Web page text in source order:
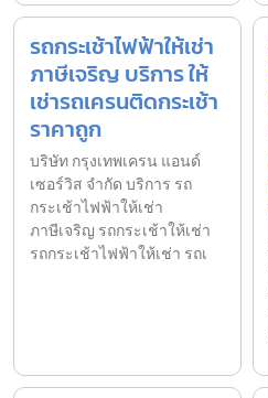
รถกระเช้าไฟฟ้าให้เช่า
ภาษีเจริญ บริการ ให้
เช่ารถเครนติดกระเช้า
ราคาถูก
บริษัท กรุงเทพเครน แอนด์
เซอร์วิส จำกัด บริการ รถ
กระเช้าไฟฟ้าให้เช่า
ภาษีเจริญ รถกระเช้าให้เช่า
รถกระเช้าไฟฟ้าให้เช่า รถเ